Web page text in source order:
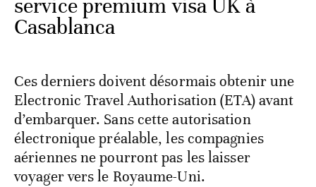
service premium visa UK à
Casablanca
Ces derniers doivent désormais obtenir une
Electronic Travel Authorisation (ETA) avant
d’embarquer. Sans cette autorisation
électronique préalable, les compagnies
aériennes ne pourront pas les laisser
voyager vers le Royaume-Uni.